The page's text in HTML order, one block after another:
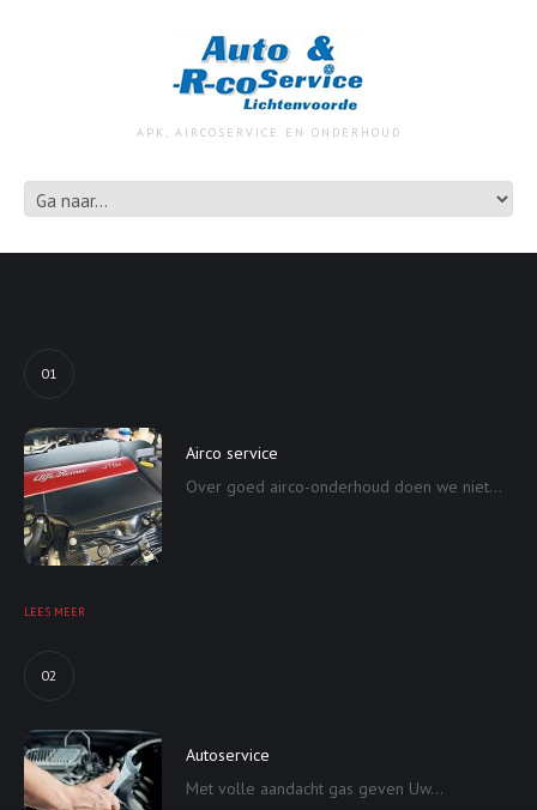
APK, AIRCOSERVICE EN ONDERHOUD
01
Airco service
Over goed airco-onderhoud doen we niet...
LEES MEER
02
Autoservice
Met volle aandacht gas geven Uw...